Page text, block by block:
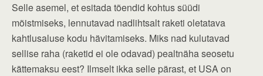
Selle asemel, et esitada tõendid kohtus süüdi
mõistmiseks, lennutavad nadlihtsalt raketi oletatava
kahtlusaluse kodu hävitamiseks. Miks nad kulutavad
sellise raha (raketid ei ole odavad) pealtnäha seosetu
kättemaksu eest? Ilmselt ikka selle pärast, et USA on